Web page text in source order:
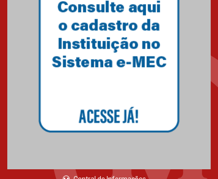
Primeiro culto do ano ressalta o
27.02.2026